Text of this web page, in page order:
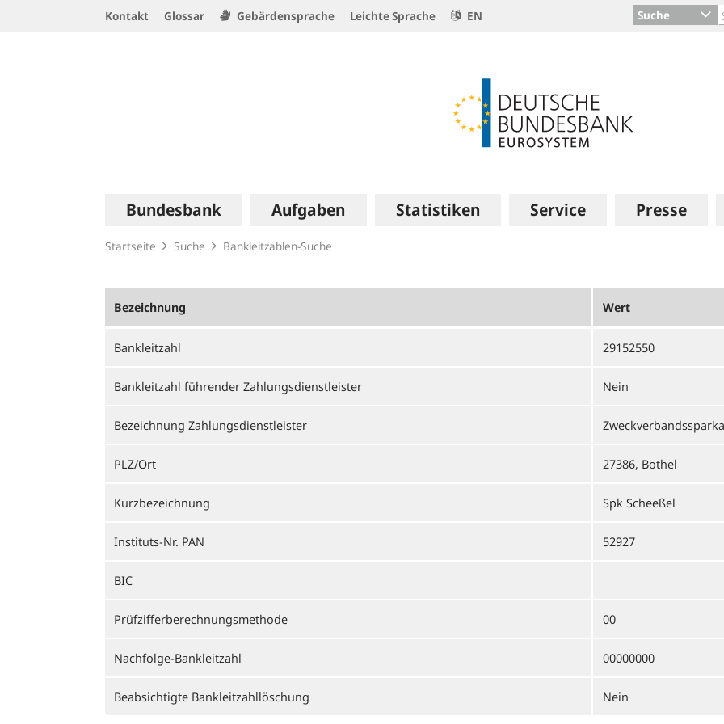
Kontakt Glossar Gebärdensprache Leichte Sprache EN Suche
Hauptnavigation
Bundesbank Aufgaben Statistiken Service Presse
Startseite Suche Bankleitzahlen-Suche
Bezeichnung Wert
Bankleitzahl 29152550
Bankleitzahl führender Zahlungsdienstleister Nein
Bezeichnung Zahlungsdienstleister
PLZ/Ort 27386, Bothel
Kurzbezeichnung Spk Scheeßel
Instituts-Nr. PAN 52927
BIC
Prüfzifferberechnungsmethode 00
Nachfolge-Bankleitzahl 00000000
Beabsichtigte Bankleitzahllöschung Nein